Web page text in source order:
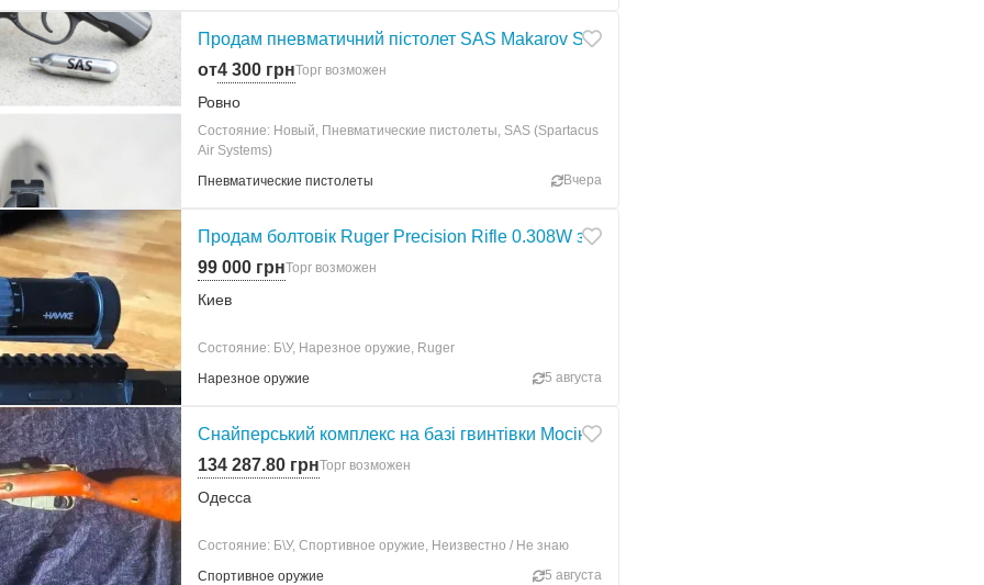
Продам пневматичний пістолет SAS Makarov SE (4.5 мм), новий
от4 300 грнТорг возможен
Ровно
Состояние: Новый, Пневматические пистолеты, SAS (Spartacus
Air Systems)
Пневматические пистолеты
Вчера
Продам болтовік Ruger Precision Rifle 0.308W з сошками, прицілом Hawke 3-9X40, чохлом та
99 000 грнТорг возможен
Киев
Состояние: Б\У, Нарезное оружие, Ruger
Нарезное оружие
5 августа
Снайперський комплекс на базі гвинтівки Мосіна (7.62х54R) + ММГ + бонуси
134 287.80 грнТорг возможен
Одесса
Состояние: Б\У, Спортивное оружие, Неизвестно / Не знаю
Спортивное оружие
5 августа